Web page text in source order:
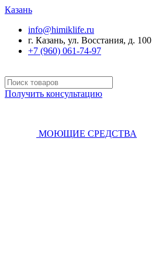
Казань
info@himiklife.ru
г. Казань, ул. Восстания, д. 100
+7 (960) 061-74-97
Получить консультацию
МОЮЩИЕ СРЕДСТВА